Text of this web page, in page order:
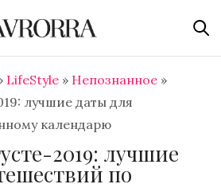
LifeStyle » Непознанное »
лучшие даты для
календарю
2019: лучшие
по